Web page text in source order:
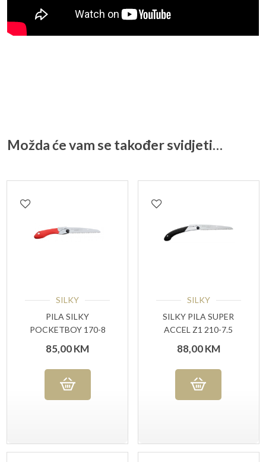
Možda će vam se također svidjeti…
SILKY
PILA SILKY
POCKETBOY 170-8
85,00KM
SILKY
SILKY PILA SUPER
ACCEL Z1 210-7.5
88,00KM